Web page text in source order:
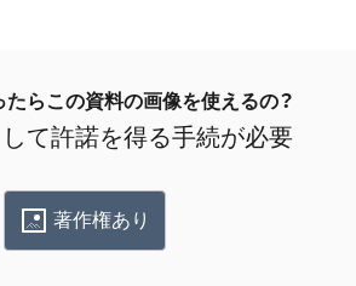
たらこの資料の画像を使えるの？
て許諾を得る手続が必要
著作権あり